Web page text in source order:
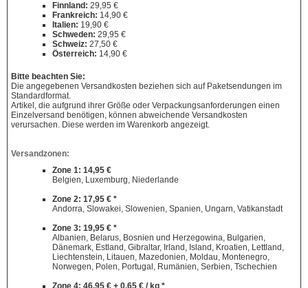
Finnland: 29,95 €
Frankreich: 14,90 €
Italien: 19,90 €
Schweden: 29,95 €
Schweiz: 27,50 €
Österreich: 14,90 €
Bitte beachten Sie:
Die angegebenen Versandkosten beziehen sich auf Paketsendungen im
Standardformat.
Artikel, die aufgrund ihrer Größe oder Verpackungsanforderungen einen
Einzelversand benötigen, können abweichende Versandkosten
verursachen. Diese werden im Warenkorb angezeigt.
Versandzonen:
Zone 1: 14,95 €
Belgien, Luxemburg, Niederlande
Zone 2: 17,95 € *
Andorra, Slowakei, Slowenien, Spanien, Ungarn, Vatikanstadt
Zone 3: 19,95 € *
Albanien, Belarus, Bosnien und Herzegowina, Bulgarien,
Dänemark, Estland, Gibraltar, Irland, Island, Kroatien, Lettland,
Liechtenstein, Litauen, Mazedonien, Moldau, Montenegro,
Norwegen, Polen, Portugal, Rumänien, Serbien, Tschechien
Zone 4: 46,95 € + 0,65 € / kg *